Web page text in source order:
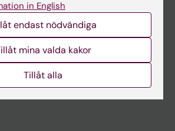
in English
endast nödvändiga
mina valda kakor
Tillåt alla